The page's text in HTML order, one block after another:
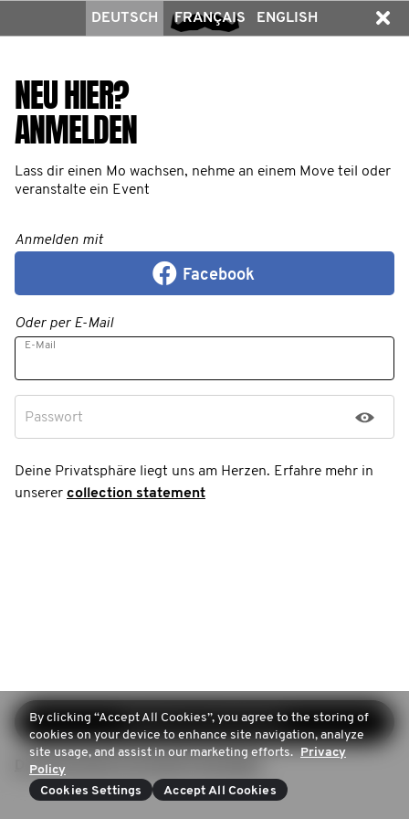
DEUTSCH FRANÇAIS ENGLISH
NEU HIER?
ANMELDEN
Lass dir einen Mo wachsen, nehme an einem Move teil oder
veranstalte ein Event
Anmelden mit
Facebook
Oder per E-Mail
E-Mail
Passwort
Deine Privatsphäre liegt uns am Herzen. Erfahre mehr in
unserer collection statement
Registrierung fortsetzen
Du hast bereits ein Konto? Anmelden
By clicking “Accept All Cookies”, you agree to the storing of
cookies on your device to enhance site navigation, analyze
site usage, and assist in our marketing efforts. Privacy
Policy
Cookies Settings
Accept All Cookies